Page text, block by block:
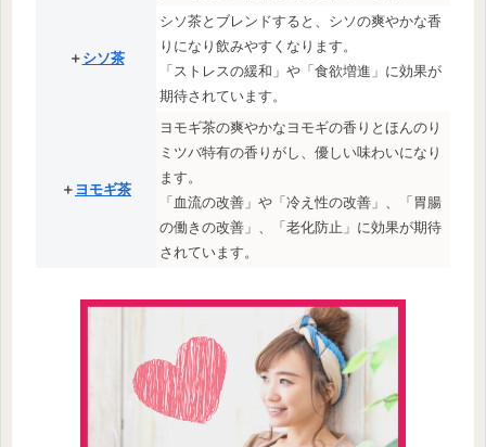
＋ シソ茶
シソ茶とブレンドすると、シソの爽やかな香
りになり飲みやすくなります。
「ストレスの緩和」や「食欲増進」に効果が
期待されています。
＋ ヨモギ茶
ヨモギ茶の爽やかなヨモギの香りとほんのり
ミツバ特有の香りがし、優しい味わいになり
ます。
「血流の改善」や「冷え性の改善」、「胃腸
の働きの改善」、「老化防止」に効果が期待
されています。